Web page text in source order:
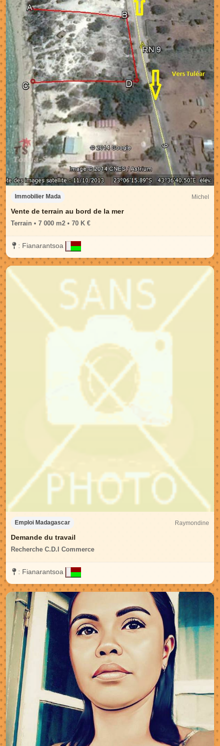
Immobilier Mada Michel
Vente de terrain au bord de la mer
Terrain • 7 000 m2 • 70 K €
: Fianarantsoa
Emploi Madagascar Raymondine
Demande du travail
Recherche C.D.I Commerce
: Fianarantsoa